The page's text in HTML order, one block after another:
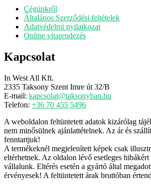
Cégünkről
Általános Szerződési feltételek
Adatvédelmi nyilatkozat
Online vitarendezés
Kapcsolat
In West All Kft.
2335 Taksony Szent Imre út 32/B
E-mail: kapcsolat@taksonyban.hu
Telefon: +36 70 455 5496
A weboldalon feltüntetett adatok kizárólag
nem minősülnek ajánlattételnek. Az ár és
fenntartjuk!
A termékeknél megjelenített képek csak
eltérhetnek. Az oldalon lévő esetleges hibákért
vállalunk. Eltérés esetén a gyártó által
érvényesek! A feltüntetett árak bruttóban